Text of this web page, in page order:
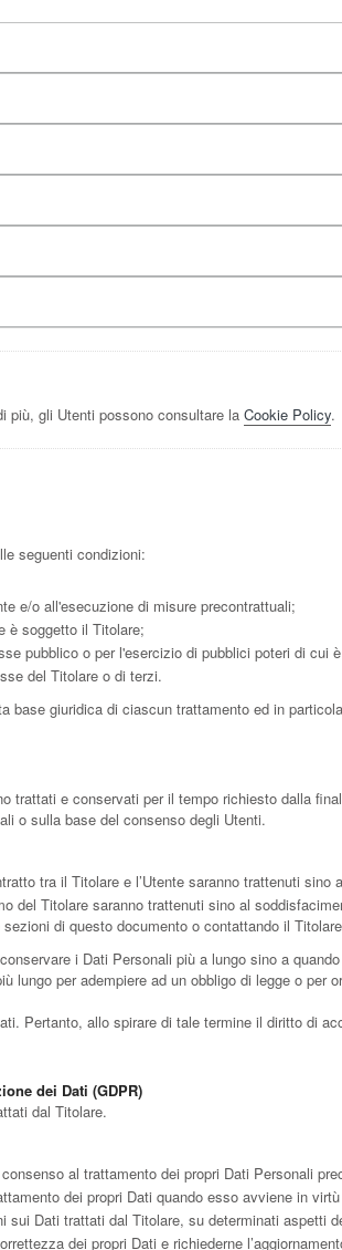
più, gli Utenti possono consultare la Cookie Policy.
seguenti condizioni:
e/o all'esecuzione di misure precontrattuali;
è soggetto il Titolare;
pubblico o per l'esercizio di pubblici poteri di cui
del Titolare o di terzi.
base giuridica di ciascun trattamento ed in
trattati e conservati per il tempo richiesto dalla
o sulla base del consenso degli Utenti.
tra il Titolare e l’Utente saranno trattenuti
del Titolare saranno trattenuti sino al
di questo documento o contattando il
i Dati Personali più a lungo sino a
per adempiere ad un obbligo di legge o per
Pertanto, allo spirare di tale termine il diritto di
dei Dati (GDPR)
dal Titolare.
consenso al trattamento dei propri Dati Personali
dei propri Dati quando esso avviene in
sui Dati trattati dal Titolare, su determinati aspetti
dei propri Dati e richiederne